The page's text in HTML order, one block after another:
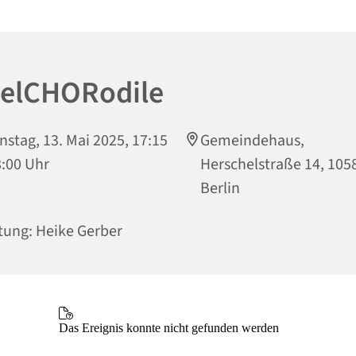
13. Mai 2025, 17:15
Uhr
Gemeindehaus,
Herschelstraße 14,
Berlin
Heike Gerber